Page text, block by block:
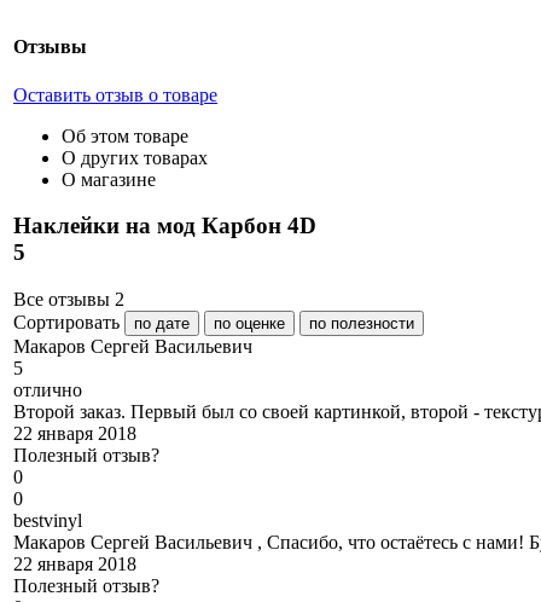
Отзывы
Оставить отзыв о товаре
Об этом товаре
О других товарах
О магазине
Наклейки на мод Карбон 4D
5
Все отзывы 2
Сортировать
по дате по оценке по полезности
Макаров Сергей Васильевич
5
отлично
Второй заказ. Первый был со своей картинкой, второй -
22 января 2018
Полезный отзыв?
0
0
bestvinyl
Макаров Сергей Васильевич , Спасибо, что остаётесь с
22 января 2018
Полезный отзыв?